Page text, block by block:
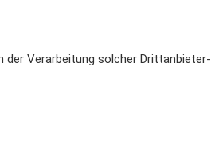
der Verarbeitung solcher